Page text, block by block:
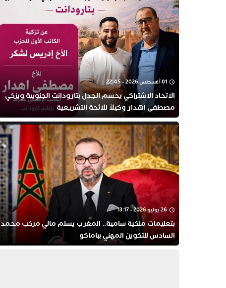
01 أغسطس 2026 - 22:45
الاتحاد الاشتراكي يحسم الجدل بتارودانت الجنوبية ويزكي
مصطفى اهدار وكيلاً للائحة التشريعية
26 يوليو 2026 - 13:17
بتعليمات ملكية سامية.. المغرب يسلم مالي مركب محمد
السادس للتكوين المهني بباماكو